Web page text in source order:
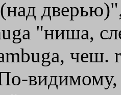
(над
"ниша,
чеш.